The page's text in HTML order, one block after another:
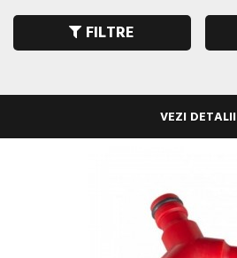
FILTRE
VEZI DETALII